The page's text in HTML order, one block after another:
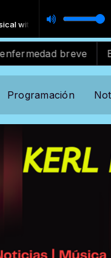
Locutor standard
breve El apoyo
Programación